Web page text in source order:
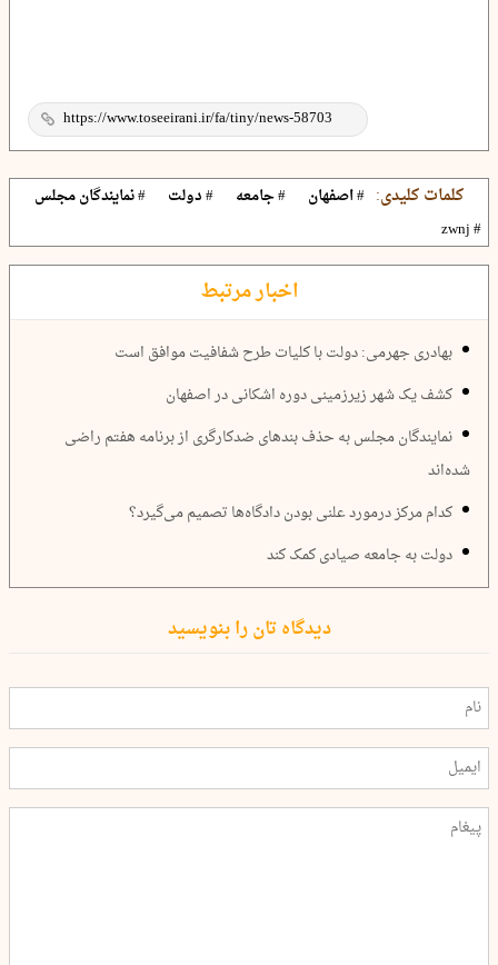
کلمات کلیدی: # اصفهان # جامعه # دولت
# نمایندگان مجلس
# zwnj
اخبار مرتبط
بهادری جهرمی: دولت با کلیات طرح شفافیت موافق است
کشف یک شهر زیرزمینی دوره اشکانی در اصفهان
نمایندگان مجلس به حذف بندهای ضدکارگری از برنامه هفتم راضی
شده‌اند
کدام مرکز درمورد علنی بودن دادگاه‌ها تصمیم می‌گیرد؟
دولت به جامعه صیادی کمک کند
دیدگاه تان را بنویسید